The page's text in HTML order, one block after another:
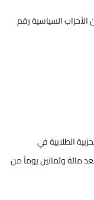
من المادة (20) من قانون الأحزاب السياسية رقم
الطلابية في
2022) ويعمـل بـه بعد مائة وثمانين يوماً من